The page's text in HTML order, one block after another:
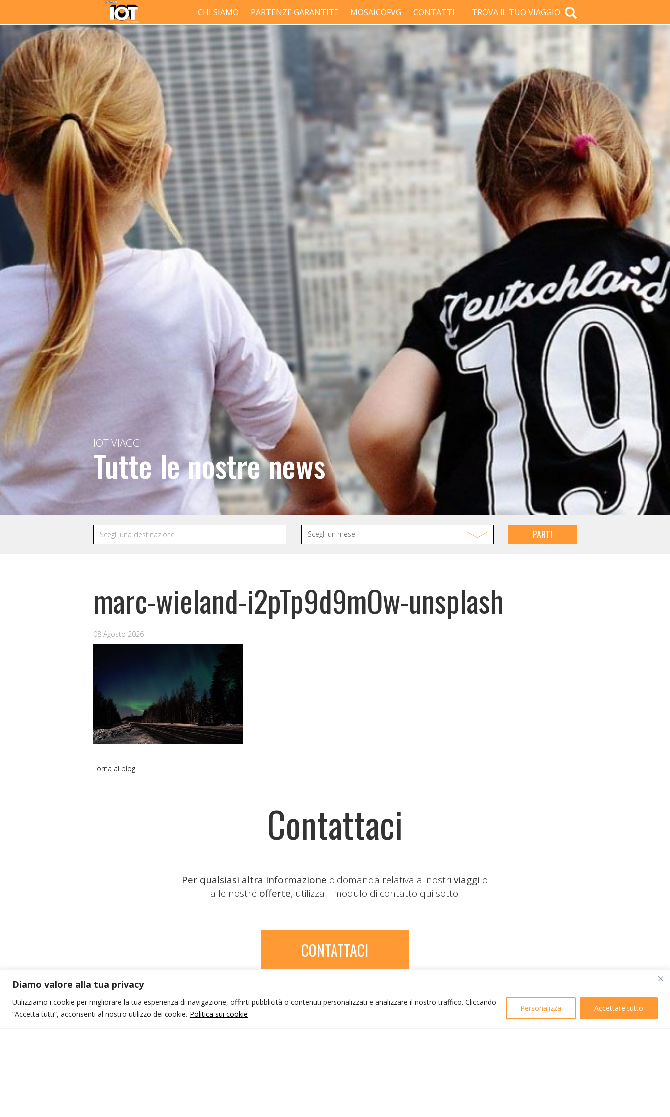
Diamo valore alla tua privacy
Utilizziamo i cookie per migliorare la tua esperienza di navigazione, offrirti pubblicità o contenuti personalizzati e analizzare il nostro traffico. Cliccando
“Accetta tutti”, acconsenti al nostro utilizzo dei cookie. Politica sui cookie
Personalizza Accettare tutto
TROVA IL TUO VIAGGIO
CHI SIAMO PARTENZE GARANTITE MOSAICOFVG CONTATTI
IOT VIAGGI
Tutte le nostre news
PARTI
marc-wieland-i2pTp9d9mOw-unsplash
08 Agosto 2026
Torna al blog
Contattaci
Per qualsiasi altra informazione o domanda relativa ai nostriviaggi o
alle nostre offerte, utilizza il modulo di contatto qui sotto.
CONTATTACI